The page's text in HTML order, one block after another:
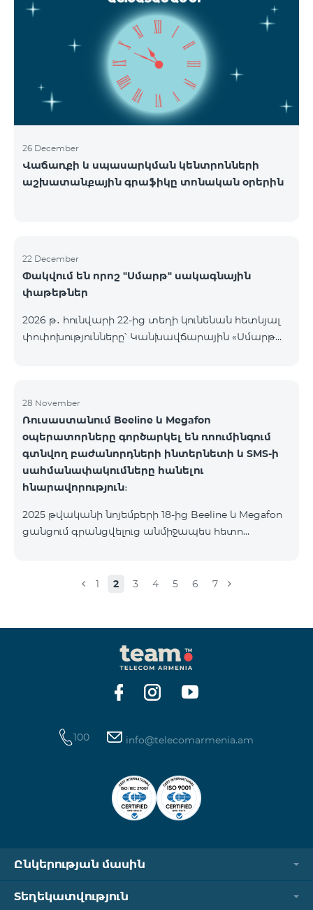
ցանցը կանջատվի Տավուշի և Լոռու մարզերում՝
2026թ.-ի հունվարի 15-ից: Ծառայությունների
անխափան հասանելությունն ապահովելու
նպատակով շարունակում է գործել հատուկ
առաջարկ, որը հնարավորություն է ընձեռում ձեռք
բերել նոր տեխնոլոգիաներով աշխատող բջջային
հեռախոսնե
26 December
Վաճառքի և սպասարկման կենտրոնների
աշխատանքային գրաֆիկը տոնական օրերին
22 December
Փակվում են որոշ "Սմարթ" սակագնային
փաթեթներ
2026 թ․ հունվարի 22-ից տեղի կունենան հետևյալ
փոփոխությունները՝ Կանխավճարային «Սմարթ
սակագնային փաթեթին, որի շրջանակներում
կստանան անսահմանափակ ինտերնետ, 2000
րոպե դեպի ՀՀ բոլոր ցանցեր, ԱՄՆ, Կանադա, ՌԴ
Beeline և Tele2 ցանցեր, 500 SMS, 200 ՄԲ
ռոումինգում, 60 TV ալիք։ «BeFree 5000 unlimit»
սակագնային փաթեթի ամսավճարը կազմում է
սակագնային փաթեթը կդադարի գ
28 November
Ռուսաստանում Beeline և Megafon
օպերատորները գործարկել են ռոումինգում
գտնվող բաժանորդների ինտերնետի և SMS-ի
սահմանափակումները հանելու
հնարավորություն։
2025 թվականի նոյեմբերի 18-ից Beeline և Megafon
ցանցում գրանցվելուց անմիջապես հետո
էջին։ Ստուգումը հաջողությամբ անցնելուց հետո
կերպով։ Խնդրում ենք ուշադրություն դարձնել, որ
Captcha հղումն աշխատում է միայն
համապատասխան օպերատորի բջջային
ցանցին միացված լինելու դեպքում։ Wi-Fi-ը և VPN-
ը պետք է անջատված լինեն, հակառակ դեպքում
1 2 3 4 5 6 7
100 info@telecomarmenia.am
Ընկերության մասին
Տեղեկատվություն